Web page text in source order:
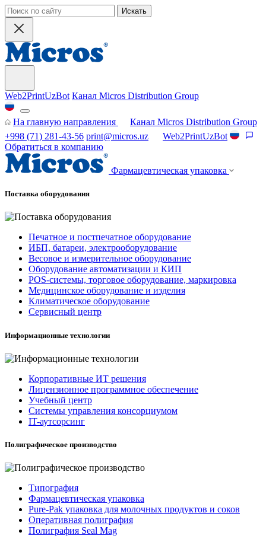
Искать
Web2PrintUzBot Канал Micros Distribution Group
На главную направления
Канал Micros Distribution Group
+998 (71) 281-43-56 print@micros.uz
Web2PrintUzBot
Обратиться в компанию
Фармацевтическая упаковка
Поставка оборудования
Печатное и постпечатное оборудование
ИБП, батареи, электрооборудование
Весовое и измерительное оборудование
Оборудование автоматизации и КИП
POS-системы, торговое оборудование, маркировка
Медицинское оборудование и изделия
Климатическое оборудование
Сервисный центр
Информационные технологии
Корпоративные ИТ решения
Лицензионное программное обеспечение
Учебный центр
Системы управления консорциумом
IT-аутсорсинг
Полиграфическое производство
Типография
Фармацевтическая упаковка
Pure-Pak упаковка для молочных продуктов и соков
Оперативная полиграфия
Полиграфия Seal Mag